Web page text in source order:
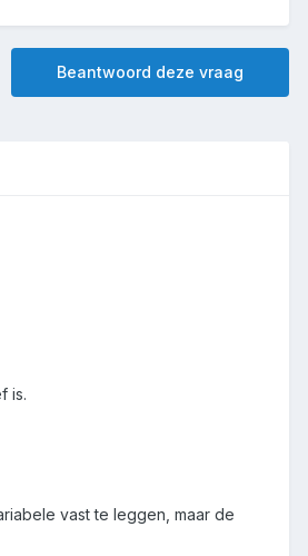
Beantwoord deze vraag
is.
vast te leggen, maar de